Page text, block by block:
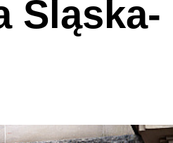
Śląska-